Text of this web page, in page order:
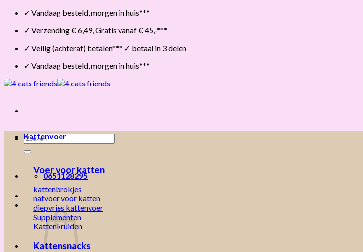
Skip
content
✓ Vandaag besteld, morgen in huis***
✓ Verzending € 6,49, Gratis vanaf € 45,-***
✓ Veilig (achteraf) betalen*** ✓ betaal in 3 delen
✓ Vandaag besteld, morgen in huis***
Zoeken
naar:
0651128295
Kattenvoer
Voer voor katten
kattenbrokjes
natvoer voor katten
diepvries kattenvoer
Supplementen
Kattenkruiden
Kattensnacks